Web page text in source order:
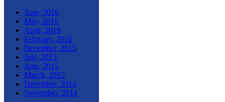
June, 2016
May, 2016
April, 2016
February, 2016
December, 2015
July, 2015
June, 2015
March, 2015
December, 2014
November, 2014